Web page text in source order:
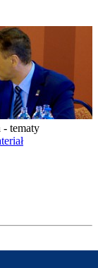
- tematy